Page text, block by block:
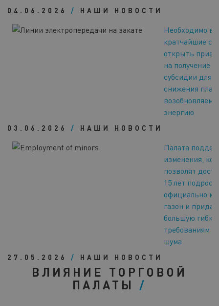
04.06.2026 / НАШИ НОВОСТИ
Необходимо в
кратчайшие
открыть прием
на получение
субсидии для
снижения
энергию
03.06.2026 / НАШИ НОВОСТИ
Палата
изменения,
позволят
15 лет
официально
газон и
большую
требованиям к
шума
27.05.2026 / НАШИ НОВОСТИ
ВЛИЯНИЕ ТОРГОВОЙ
ПАЛАТЫ